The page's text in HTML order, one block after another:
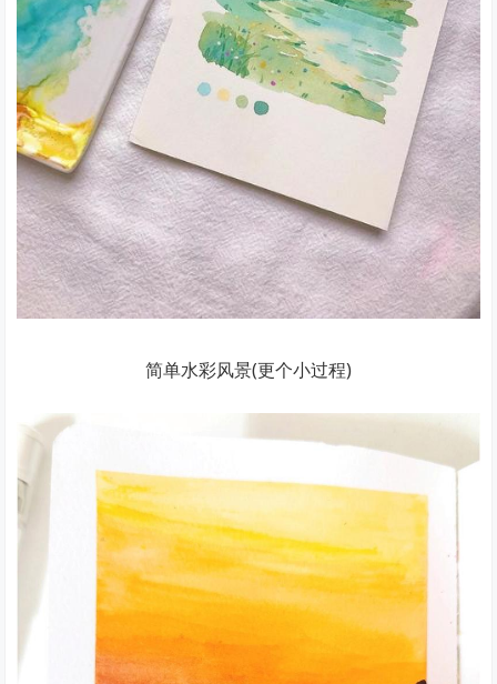
简单水彩风景(更个小过程)